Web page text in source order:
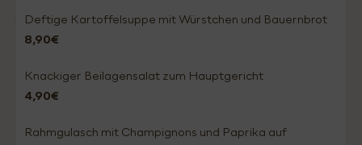
Deftige Kartoffelsuppe mit Würstchen und Bauernbrot
8,90€
Knackiger Beilagensalat zum Hauptgericht
4,90€
Rahmgulasch mit Champignons und Paprika auf